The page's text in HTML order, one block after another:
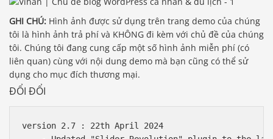
GHI CHÚ: Hình ảnh được sử dụng trên trang demo của chúng
tôi là hình ảnh trả phí và KHÔNG đi kèm với chủ đề của chúng
tôi. Chúng tôi đang cung cấp một số hình ảnh miễn phí (có
liên quan) cùng với nội dung demo mà bạn cũng có thể sử
dụng cho mục đích thương mại.
ĐỔI ĐỔI
version 2.7 : 22th April 2024